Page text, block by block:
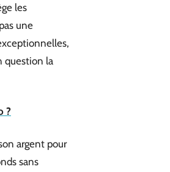
les
une
question la
?
argent pour
sans